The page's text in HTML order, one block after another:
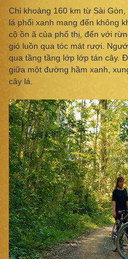
Chỉ khoảng 160 km từ Sài
lá phổi xanh mang đến không
cộ ồn ã của phố thị, đến với
gió luồn qua tóc mát rượi.
qua tầng tầng lớp lớp tán cây.
giữa một đường hầm xanh,
cây lá.